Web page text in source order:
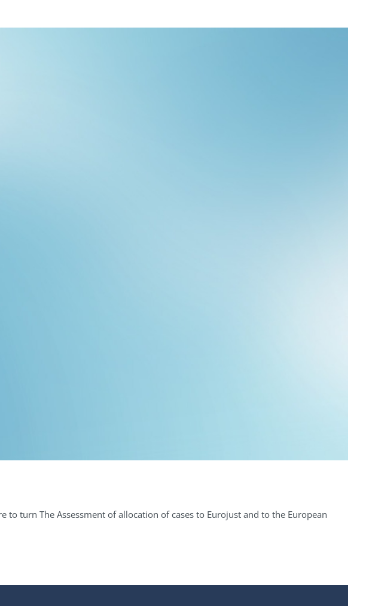
turn The Assessment of allocation of cases to Eurojust and to the European